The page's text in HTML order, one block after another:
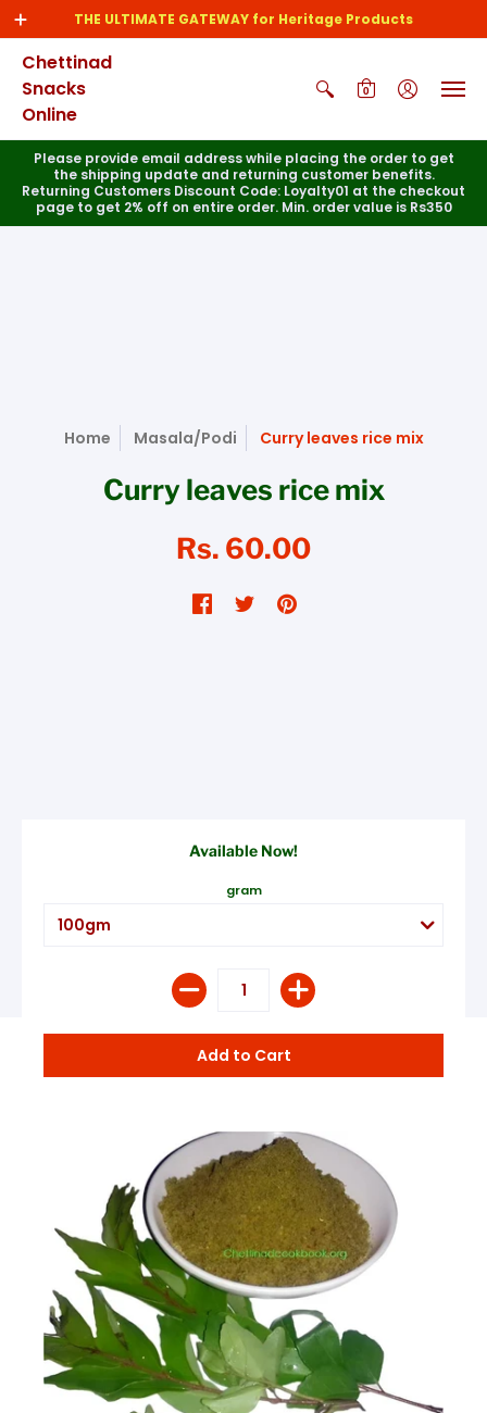
THE ULTIMATE GATEWAY for Heritage Products
Chettinad
Snacks
Online
0
Please provide email address while placing the order to get
the shipping update and returning customer benefits.
Returning Customers Discount Code: Loyalty01 at the checkout
page to get 2% off on entire order. Min. order value is Rs350
Home Masala/Podi Curry leaves rice mix
Curry leaves rice mix
Rs. 60.00
Available Now!
gram